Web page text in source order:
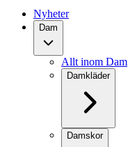
Nyheter
Dam
Allt inom Dam
Damkläder
Damskor